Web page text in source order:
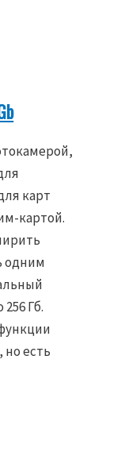
карт
картой.
одним
Гб.
но есть